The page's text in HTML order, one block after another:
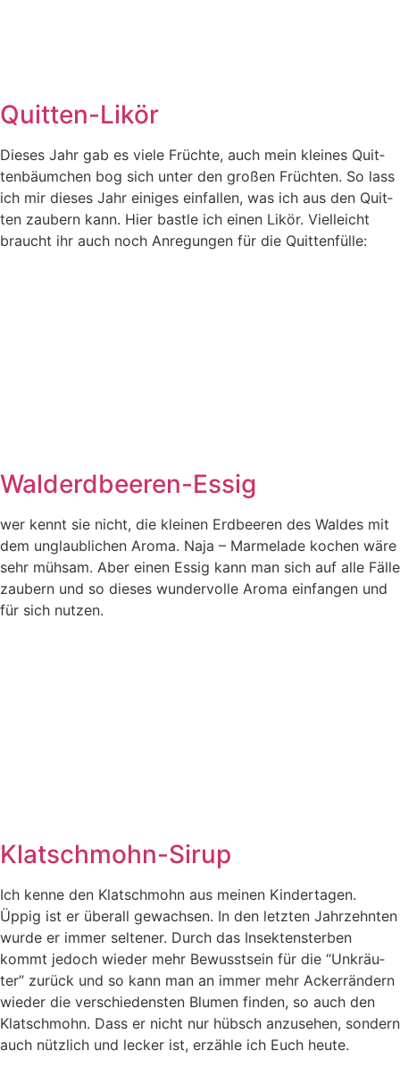
Quitten-Likör
Die­ses Jahr gab es vie­le Früch­te, auch mein klei­nes Quit­
ten­bäum­chen bog sich unter den gro­ßen Früch­ten. So lass
ich mir die­ses Jahr eini­ges ein­fal­len, was ich aus den Quit­
ten zau­bern kann. Hier bast­le ich einen Likör. Viel­leicht
braucht ihr auch noch Anre­gun­gen für die Quittenfülle:
Walderdbeeren-Essig
wer kennt sie nicht, die klei­nen Erd­bee­ren des Wal­des mit
dem unglaub­li­chen Aro­ma. Naja – Mar­me­la­de kochen wäre
sehr müh­sam. Aber einen Essig kann man sich auf alle Fäl­le
zau­bern und so die­ses wun­der­vol­le Aro­ma ein­fan­gen und
für sich nutzen.
Klatschmohn-Sirup
Ich ken­ne den Klatsch­mohn aus mei­nen Kin­der­ta­gen.
Üppig ist er über­all gewach­sen. In den letz­ten Jahr­zehn­ten
wur­de er immer sel­te­ner. Durch das Insek­ten­ster­ben
kommt jedoch wie­der mehr Bewusst­sein für die “Unkräu­
ter” zurück und so kann man an immer mehr Acker­rän­dern
wie­der die ver­schie­dens­ten Blu­men fin­den, so auch den
Klatsch­mohn. Dass er nicht nur hübsch anzu­se­hen, son­dern
auch nütz­lich und lecker ist, erzäh­le ich Euch heute.